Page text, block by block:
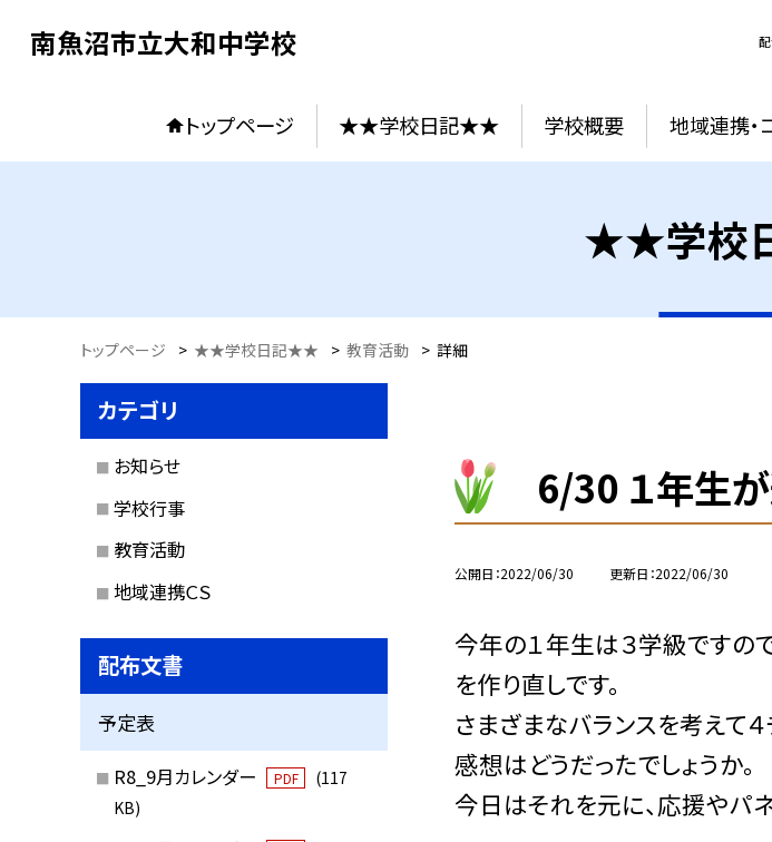
南魚沼市立大和中学校
トップページ ★★学校日記★★ 学校概要 地域連携・
★★学校
トップページ > ★★学校日記★★ > 教育活動 > 詳細
6/30 １年生
公開日 2022/06/30 更新日 2022/06/30
今年の１年生は３学級ですの
を作り直しです。
さまざまなバランスを考えて
感想はどうだったでしょうか。
今日はそれを元に、応援やパ
カテゴリ
お知らせ
学校行事
教育活動
地域連携ＣＳ
配布文書
予定表
R8_9月カレンダー PDF
(117
KB)